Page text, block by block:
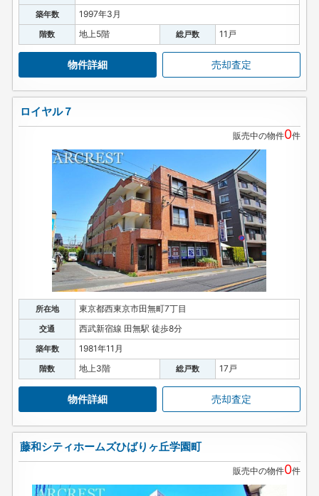
築年数 1997年3月
階数 地上5階 総戸数 11戸
物件詳細 売却査定
ロイヤル７
販売中の物件0件
所在地 東京都西東京市田無町7丁目
交通 西武新宿線 田無駅 徒歩8分
築年数 1981年11月
階数 地上3階 総戸数 17戸
物件詳細 売却査定
藤和シティホームズひばりヶ丘学園町
販売中の物件0件